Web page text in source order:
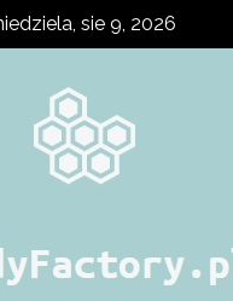
sie 9, 2026